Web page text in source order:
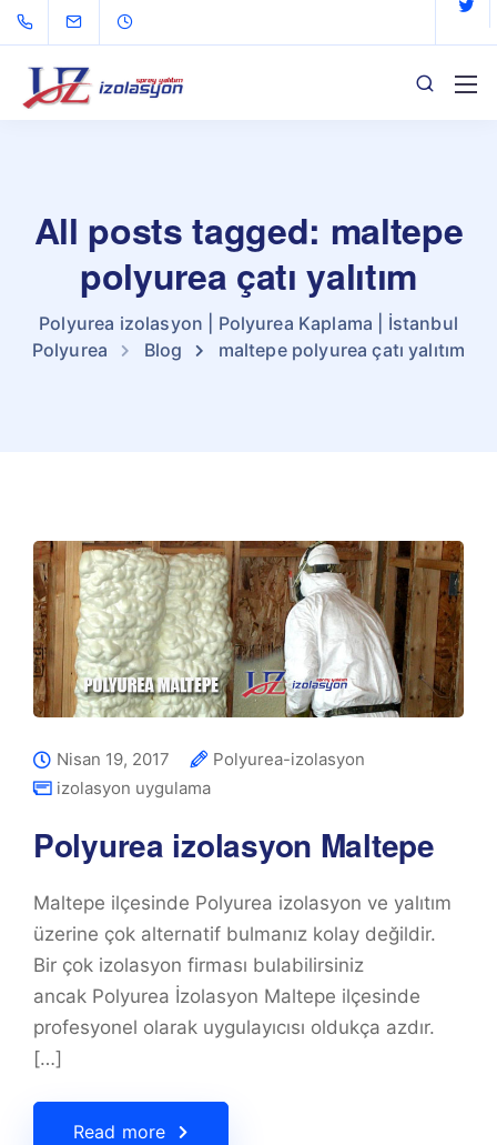
All posts tagged: maltepe
polyurea çatı yalıtım
Polyurea izolasyon | Polyurea Kaplama | İstanbul
Polyurea
Blog maltepe polyurea çatı yalıtım
Nisan 19, 2017
Polyurea-izolasyon
izolasyon uygulama
Polyurea izolasyon Maltepe
Maltepe ilçesinde Polyurea izolasyon ve yalıtım
üzerine çok alternatif bulmanız kolay değildir.
Bir çok izolasyon firması bulabilirsiniz
ancak Polyurea İzolasyon Maltepe ilçesinde
profesyonel olarak uygulayıcısı oldukça azdır.
[…]
Read more